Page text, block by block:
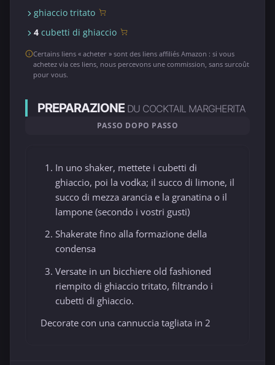
ghiaccio tritato
4 cubetti di ghiaccio
Certains liens « acheter » sont des liens affiliés Amazon : si vous
achetez via ces liens, nous percevons une commission, sans surcoût
pour vous.
PREPARAZIONE DU COCKTAIL MARGHERITA
PASSO DOPO PASSO
In uno shaker, mettete i cubetti di
ghiaccio, poi la vodka; il succo di limone, il
succo di mezza arancia e la granatina o il
lampone (secondo i vostri gusti)
Shakerate fino alla formazione della
condensa
Versate in un bicchiere old fashioned
riempito di ghiaccio tritato, filtrando i
cubetti di ghiaccio.
Decorate con una cannuccia tagliata in 2